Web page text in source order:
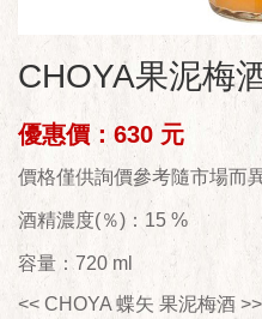
CHOYA果泥梅
優惠價：630 元
價格僅供詢價參考隨市場而
酒精濃度(％)：15 %
容量：720 ml
<< CHOYA 蝶矢 果泥梅酒 >>